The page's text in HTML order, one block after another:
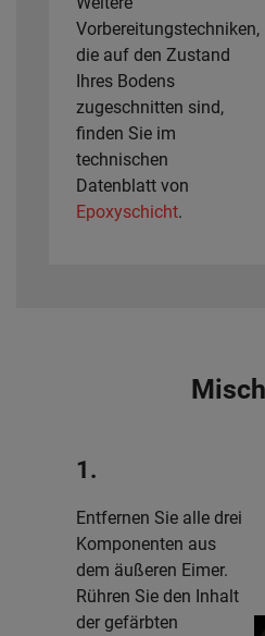
Vorbereitungstechniken,
die auf den Zustand
Ihres Bodens
zugeschnitten sind,
finden Sie im
technischen
Datenblatt von
Epoxyschicht.
1.
Entfernen Sie alle drei
Komponenten aus
dem äußeren Eimer.
Rühren Sie den Inhalt
der gefärbten